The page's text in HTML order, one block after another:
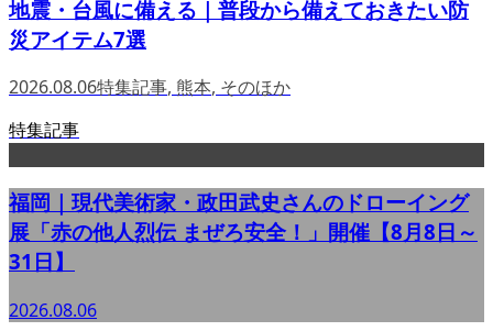
地震・台風に備える｜普段から備えておきたい防
災アイテム7選
2026.08.06特集記事, 熊本, そのほか
特集記事
福岡｜現代美術家・政田武史さんのドローイング
展「赤の他人烈伝 まぜろ安全！」開催【8月8日～
31日】
2026.08.06